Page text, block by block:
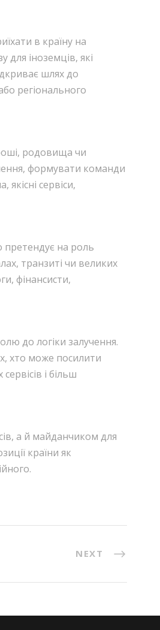
в країну на
для іноземців, які
шлях до
регіонального
родовища чи
формувати команди
сервіси,
претендує на роль
транзиті чи великих
фінансисти,
до логіки залучення.
хто може посилити
і більш
а й майданчиком для
країни як
NEXT